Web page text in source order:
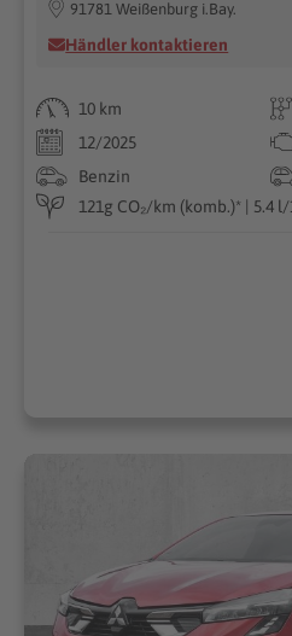
91781 Weißenburg i.Bay.
Händler kontaktieren
10 km
12/2025
Benzin
121g CO₂/km (komb.)* | 5.4